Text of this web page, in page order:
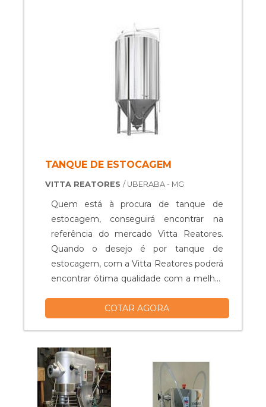
de peças defeituosas. Assim, é possível ...
TANQUE DE ESTOCAGEM
VITTA REATORES / UBERABA - MG
Quem está à procura de tanque de
estocagem, conseguirá encontrar na
referência do mercado Vitta Reatores.
Quando o desejo é por tanque de
estocagem, com a Vitta Reatores poderá
encontrar ótima qualidade com a melhor
da empresa.UM POUCO MAIS SOBRE O
competência e excelência em uma área
de atuação. A Vitta Reatores foca seus
esforços em pr...
COTAR AGORA